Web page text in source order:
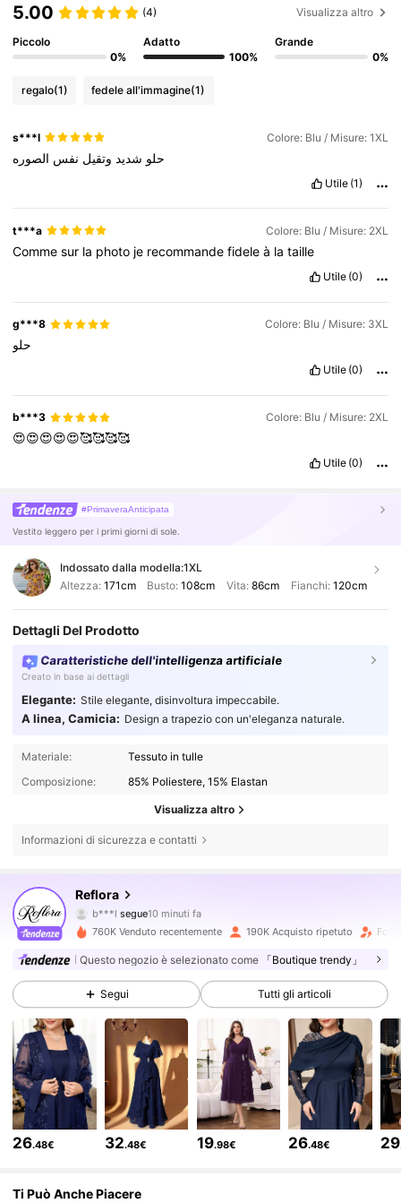
5.00 (4) Visualizza altro
Piccolo
0%
Adatto
100%
Grande
0%
regalo(1) fedele all'immagine(1)
s***l Colore: Blu / Misure: 1XL
حلو شديد وتقيل نفس الصوره
Utile (1)
t***a Colore: Blu / Misure: 2XL
Commesur la photo je recommandefideleà lataille
Utile (0)
g***8 Colore: Blu / Misure: 3XL
حلو
Utile (0)
b***3 Colore: Blu / Misure: 2XL
😍😍😍😍😍🥰🥰🥰🥰
Utile (0)
#PrimaveraAnticipata
Vestito leggero per i primi giorni di sole.
Indossato dalla modella:1XL
Altezza: 171cm Busto:108cm Vita: 86cm Fianchi: 120cm
Dettagli Del Prodotto
Caratteristiche dell'intelligenza artificiale
Creato in base ai dettagli
Elegante: Stile elegante, disinvoltura impeccabile.
A linea, Camicia: Design a trapezio con un'eleganza naturale.
Materiale:
Tessuto in tulle
Composizione:
85% Poliestere, 15% Elastan
Visualizza altro
Informazioni di sicurezza e contatti
Reflora
s***5 sta navigando
4.76
82K Follower
4.76 82K Follower
4.76 82K Follower
4.76 82K Follower
760K Venduto recentemente 190K Acquisto ripetuto
Questo negozio è selezionato come 「Boutique trendy」
Segui Tutti gli articoli
26.48€ 32.48€ 19.98€ 26.48€ 29
Ti Può Anche Piacere